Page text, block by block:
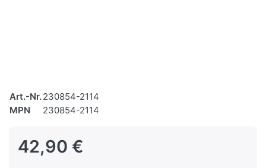
Art.-Nr.230854-2114
MPN
230854-2114
42,90 €